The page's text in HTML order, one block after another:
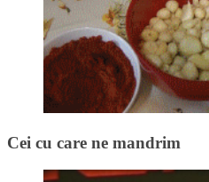
Cei cu care ne mandrim